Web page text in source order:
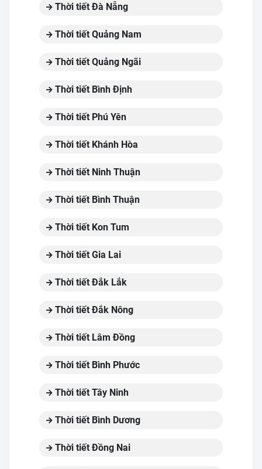
Thời tiết Đà Nẵng
Thời tiết Quảng Nam
Thời tiết Quảng Ngãi
Thời tiết Bình Định
Thời tiết Phú Yên
Thời tiết Khánh Hòa
Thời tiết Ninh Thuận
Thời tiết Bình Thuận
Thời tiết Kon Tum
Thời tiết Gia Lai
Thời tiết Đắk Lắk
Thời tiết Đắk Nông
Thời tiết Lâm Đồng
Thời tiết Bình Phước
Thời tiết Tây Ninh
Thời tiết Bình Dương
Thời tiết Đồng Nai